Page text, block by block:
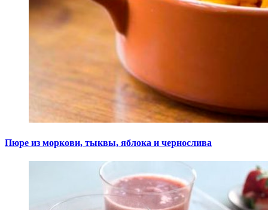
Пюре из моркови, тыквы, яблока и чернослива